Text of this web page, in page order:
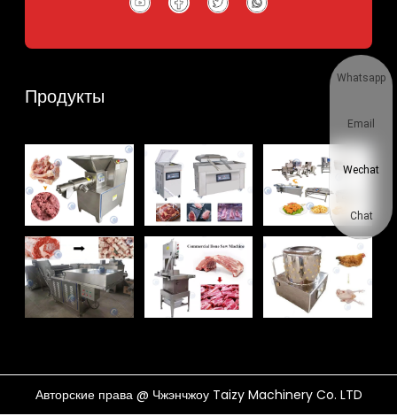
Продукты
Авторские права @ Чжэнчжоу Taizy Machinery Co. LTD
Whatsapp
Email
Wechat
Chat